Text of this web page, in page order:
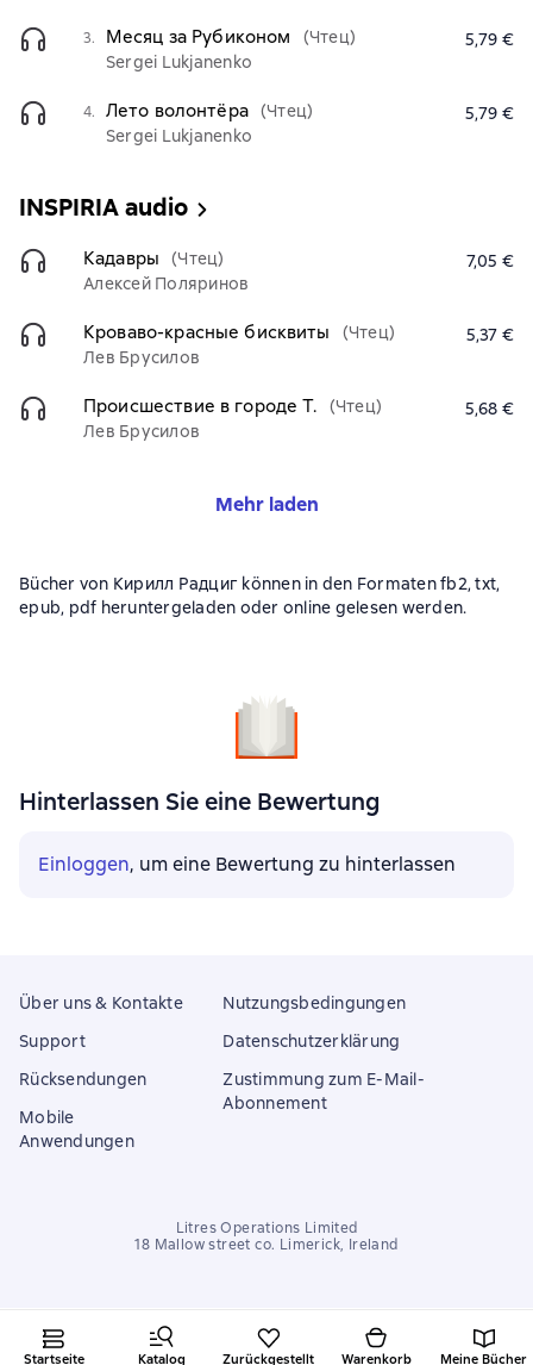
Startseite Katalog Zurückgestellt Warenkorb Meine Bücher
3. Месяц за Рубиконом
(Чтец)
Sergei Lukjanenko
5,79 €
4. Лето волонтёра (Чтец)
Sergei Lukjanenko
5,79 €
INSPIRIA audio
Кадавры
(Чтец)
Алексей Поляринов
7,05 €
Кроваво-красные бисквиты
(Чтец)
Лев Брусилов
5,37 €
Происшествие в городе Т.
(Чтец)
Лев Брусилов
5,68 €
Mehr laden
Bücher von Кирилл Радциг können in den Formaten fb2, txt,
epub, pdf heruntergeladen oder online gelesen werden.
Hinterlassen Sie eine Bewertung
Einloggen, um eine Bewertung zu hinterlassen
Über uns & Kontakte
Support
Rücksendungen
Mobile
Anwendungen
Nutzungsbedingungen
Datenschutzerklärung
Zustimmung zum E-Mail-
Abonnement
Litres Operations Limited
18 Mallow street co. Limerick, Ireland